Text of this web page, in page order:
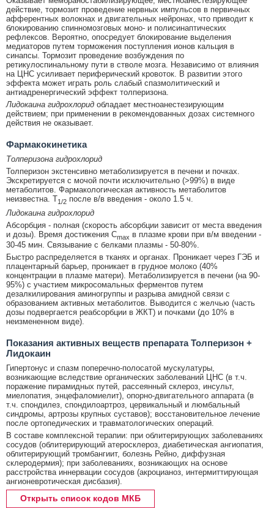
действие, тормозит проведение нервных импульсов в первичных
афферентных волокнах и двигательных нейронах, что приводит к
блокированию спинномозговых моно- и полисинаптических
рефлексов. Вероятно, опосредует блокирование выделения
медиаторов путем торможения поступления ионов кальция в
синапсы. Тормозит проведение возбуждения по
ретикулоспинальному пути в стволе мозга. Независимо от влияния
на ЦНС усиливает периферический кровоток. В развитии этого
эффекта может играть роль слабый спазмолитический и
антиадренергический эффект толперизона.
Лидокаина гидрохлорид обладает местноанестезирующим
действием; при применении в рекомендованных дозах системного
действия не оказывает.
Фармакокинетика
Толперизона гидрохлорид
Толперизон экстенсивно метаболизируется в печени и почках.
Экскретируется с мочой почти исключительно (>99%) в виде
метаболитов. Фармакологическая активность метаболитов
неизвестна. Т1/2 после в/в введения - около 1.5 ч.
Лидокаина гидрохлорид
Абсорбция - полная (скорость абсорбции зависит от места введения
и дозы). Время достижения Cmax в плазме крови при в/м введении -
30-45 мин. Связывание с белками плазмы - 50-80%.
Быстро распределяется в тканях и органах. Проникает через ГЭБ и
плацентарный барьер, проникает в грудное молоко (40%
концентрации в плазме матери). Метаболизируется в печени (на 90-
95%) с участием микросомальных ферментов путем
дезалкилирования аминогруппы и разрыва амидной связи с
образованием активных метаболитов. Выводится с желчью (часть
дозы подвергается реабсорбции в ЖКТ) и почками (до 10% в
неизмененном виде).
Показания активных веществ препарата Толперизон +
Лидокаин
Гипертонус и спазм поперечно-полосатой мускулатуры,
возникающие вследствие органических заболеваний ЦНС (в т.ч.
поражение пирамидных путей, рассеянный склероз, инсульт,
миелопатия, энцефаломиелит), опорно-двигательного аппарата (в
т.ч. спондилез, спондилоартроз, цервикальный и люмбальный
синдромы, артрозы крупных суставов); восстановительное лечение
после ортопедических и травматологических операций.
В составе комплексной терапии: при облитерирующих заболеваниях
сосудов (облитерирующий атеросклероз, диабетическая ангиопатия,
облитерирующий тромбангиит, болезнь Рейно, диффузная
склеродермия); при заболеваниях, возникающих на основе
расстройства иннервации сосудов (акроцианоз, интермиттирующая
ангионевротическая дисбазия).
Открыть список кодов МКБ